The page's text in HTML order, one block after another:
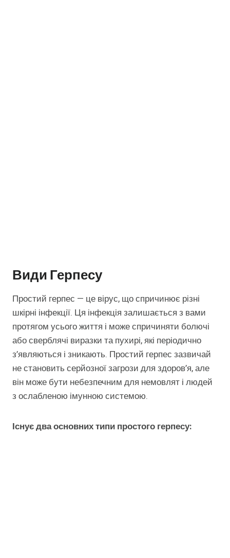
Види Герпесу
Простий герпес — це вірус, що спричинює різні
шкірні інфекції. Ця інфекція залишається з вами
протягом усього життя і може спричиняти болючі
або сверблячі виразки та пухирі, які періодично
з’являються і зникають. Простий герпес зазвичай
не становить серйозної загрози для здоров’я, але
він може бути небезпечним для немовлят і людей
з ослабленою імунною системою.
Існує два основних типи простого герпесу: